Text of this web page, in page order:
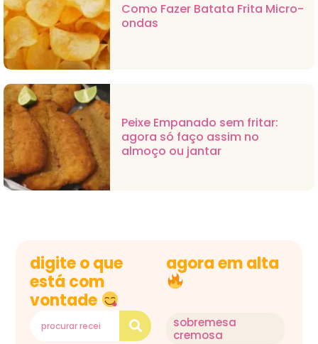
Como Fazer Batata Frita Micro-
ondas
Peixe Empanado sem fritar:
agora só faço assim no
almoço ou jantar
digite o que
está com
vontade
agora em alta
sobremesa
cremosa